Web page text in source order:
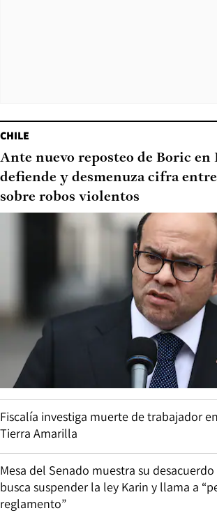
CHILE
Ante nuevo reposteo de Boric en
defiende y desmenuza cifra
sobre robos violentos
Fiscalía investiga muerte de trabajador
Tierra Amarilla
Mesa del Senado muestra su
busca suspender la ley Karin y llama a
reglamento”